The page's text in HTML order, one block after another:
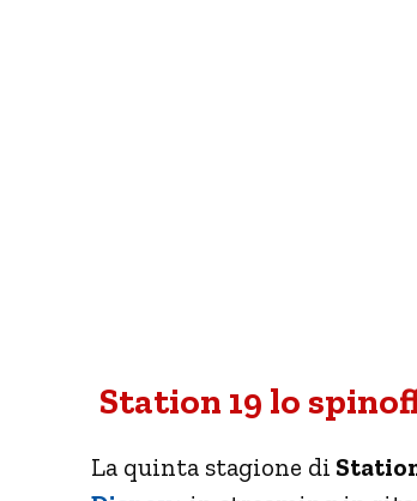
Station 19 lo
La quinta stagione di